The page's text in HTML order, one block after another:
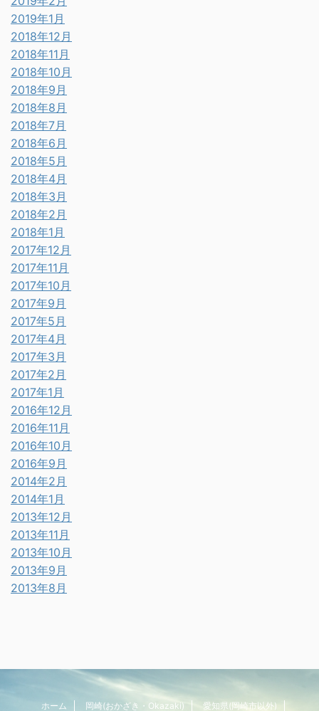
2019年1月
2018年12月
2018年11月
2018年10月
2018年9月
2018年8月
2018年7月
2018年6月
2018年5月
2018年4月
2018年3月
2018年2月
2018年1月
2017年12月
2017年11月
2017年10月
2017年9月
2017年5月
2017年4月
2017年3月
2017年2月
2017年1月
2016年12月
2016年11月
2016年10月
2016年9月
2014年2月
2014年1月
2013年12月
2013年11月
2013年10月
2013年9月
2013年8月
ホーム 岡崎(おかざき・Okazaki) 愛知県(岡崎市以外)